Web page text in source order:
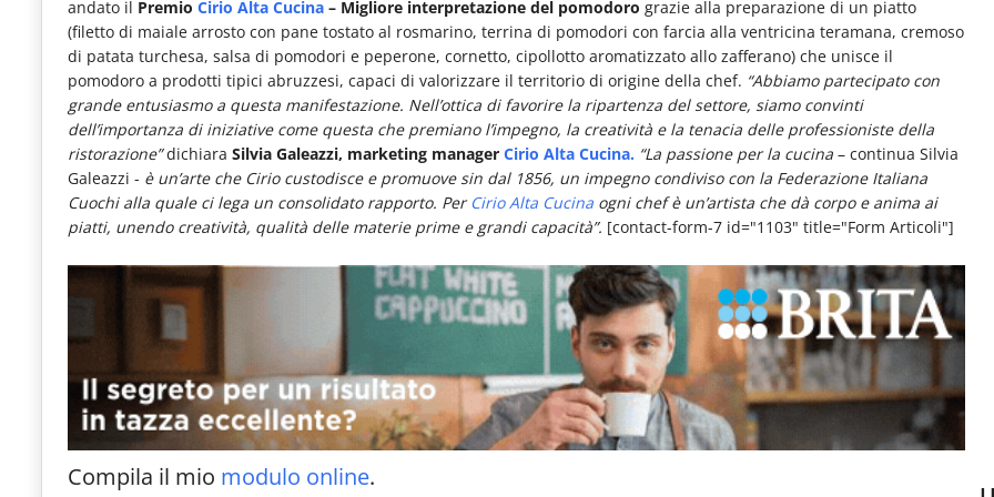
le
novità
del
comparto
Horeca.
andato il Premio Cirio Alta Cucina – Migliore interpretazione del pomodoro grazie alla preparazione di un piatto
(filetto di maiale arrosto con pane tostato al rosmarino, terrina di pomodori con farcia alla ventricina teramana, cremoso
di patata turchesa, salsa di pomodori e peperone, cornetto, cipollotto aromatizzato allo zafferano) che unisce il
pomodoro a prodotti tipici abruzzesi, capaci di valorizzare il territorio di origine della chef. “Abbiamo partecipato con
grande entusiasmo a questa manifestazione. Nell’ottica di favorire la ripartenza del settore, siamo convinti
dell’importanza di iniziative come questa che premiano l’impegno, la creatività e la tenacia delle professioniste della
ristorazione”dichiara Silvia Galeazzi, marketing manager Cirio Alta Cucina. “La passione per la cucina – continua Silvia
Galeazzi - è un’arte che Cirio custodisce e promuove sin dal 1856, un impegno condiviso con la Federazione Italiana
Cuochi alla quale ci lega un consolidato rapporto. Per Cirio Alta Cucina ogni chef è un’artista che dà corpo e anima ai
piatti, unendo creatività, qualità delle materie prime e grandi capacità”. [contact-form-7 id="1103" title="Form Articoli"]
Compila il mio modulo online.